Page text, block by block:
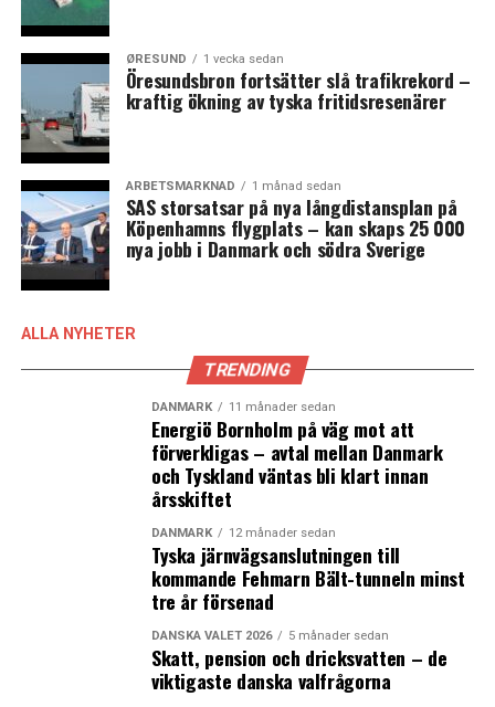
Øresund.
Målet är att Greater Copenhagen Task Force ska mötas
igen om ett halvår. Utöver skattefrågorna berättade
Anna Hallberg att man i gruppen diskuterar framtidens
infrastruktur i regionen och arbetsmarknadsfrågor och
jobbmatchning över Öresund.
News Øresund – Anna Palmehag
LÄS OCKSÅ:
Öresund i fokus på dansk-svenskt toppmöte
Dansk restaurangkedja hoppas på flera nya anställda
efter jobbmässa i Hyllie
ØRESUND 1 vecka sedan
Öresundsbron fortsätter slå trafikrekord –
kraftig ökning av tyska fritidsresenärer
ARBETSMARKNAD 1 månad sedan
SAS storsatsar på nya långdistansplan på
Köpenhamns flygplats – kan skaps 25 000
nya jobb i Danmark och södra Sverige
ALLA NYHETER
TRENDING
DANMARK 11 månader sedan
Energiö Bornholm på väg mot att
förverkligas – avtal mellan Danmark
och Tyskland väntas bli klart innan
årsskiftet
DANMARK 12 månader sedan
Tyska järnvägsanslutningen till
kommande Fehmarn Bält-tunneln minst
tre år försenad
DANSKA VALET 2026 5 månader sedan
Skatt, pension och dricksvatten – de
viktigaste danska valfrågorna